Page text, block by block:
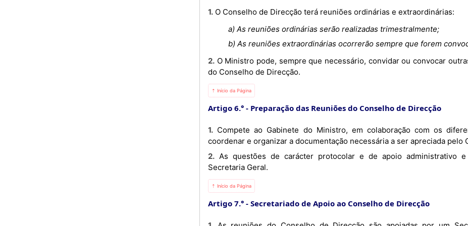
1. O Conselho de Direcção terá reuniões ordinárias e extraordinárias:
a) As reuniões ordinárias serão realizadas trimestralmente;
b) As reuniões extraordinárias ocorrerão sempre que forem
2. O Ministro pode, sempre que necessário, convidar ou convocar outras entidades para participar nas sessões
do Conselho de Direcção.
⇡ Início da Página
Artigo 6.° Preparação das Reuniões do Conselho de Direcção
1. Compete ao Gabinete do Ministro, em colaboração com os diferentes órgãos e serviços do Ministério,
coordenar e organizar a documentação necessária a ser apreciada pelo
2. As questões de carácter protocolar e de apoio administrativo e logístico são da responsabilidade da
Secretaria Geral.
⇡ Início da Página
Artigo 7.° Secretariado de Apoio ao Conselho de Direcção